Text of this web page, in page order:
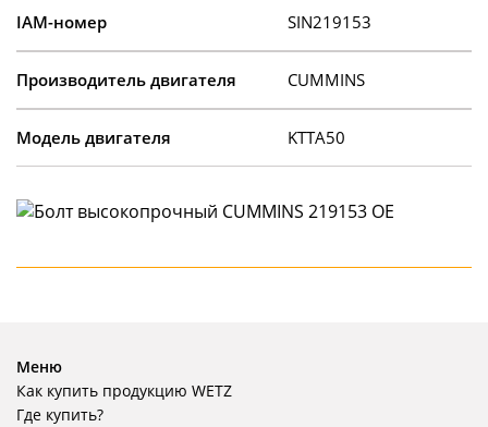
IAM-номер SIN219153
Производитель двигателя CUMMINS
Модель двигателя KTTA50
Меню
Как купить продукцию WETZ
Где купить?